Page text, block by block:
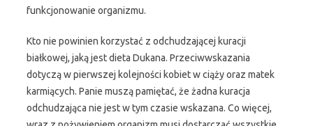
funkcjonowanie organizmu.
Kto nie powinien korzystać z odchudzającej kuracji
białkowej, jaką jest dieta Dukana. Przeciwwskazania
dotyczą w pierwszej kolejności kobiet w ciąży oraz matek
karmiących. Panie muszą pamiętać, że żadna kuracja
odchudzająca nie jest w tym czasie wskazana. Co więcej,